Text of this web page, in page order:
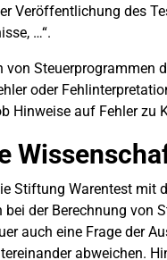
Veröffentlichung des
…“.
Steuerprogrammen
oder
Hinweise auf Fehler zu
Stiftung Warentest mit
der Berechnung von
auch eine Frage der
abweichen.